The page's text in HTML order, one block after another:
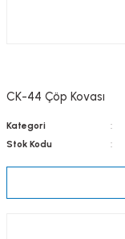
CK-44 Çöp Kovası
Kategori
Stok Kodu